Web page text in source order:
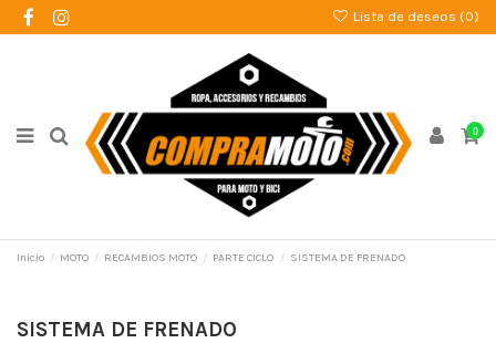
Lista de deseos (0)
0
Inicio MOTO RECAMBIOS MOTO PARTE CICLO SISTEMA DE FRENADO
SISTEMA DE FRENADO